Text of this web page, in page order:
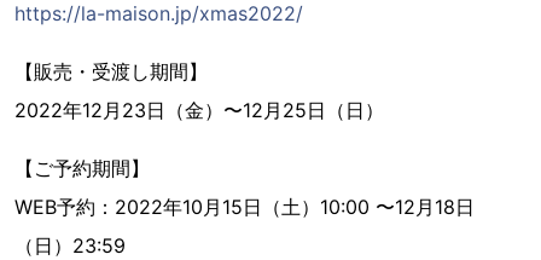
https://la-maison.jp/xmas2022/
【販売・受渡し期間】
2022年12月23日（金）〜12月25日（日）
【ご予約期間】
WEB予約：2022年10月15日（土）10:00 〜12月18日
（日）23:59